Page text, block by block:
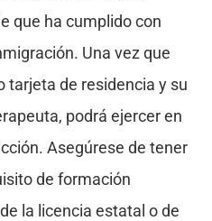
que ha cumplido con
Una vez que
tarjeta de residencia y su
podrá ejercer en
Asegúrese de tener
de formación
la licencia estatal o de